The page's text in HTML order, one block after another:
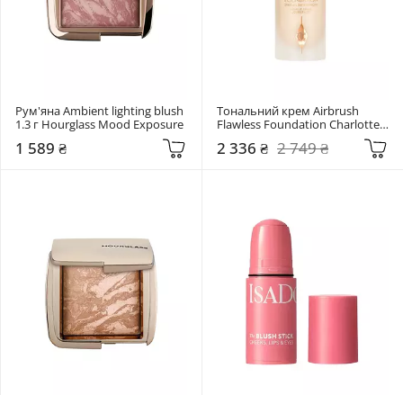
Рум'яна Ambient lighting blush
1.3 г Hourglass Mood Exposure
1 589 ₴
Тональний крем Airbrush
Flawless Foundation Charlotte
2 336 ₴ 2 749 ₴